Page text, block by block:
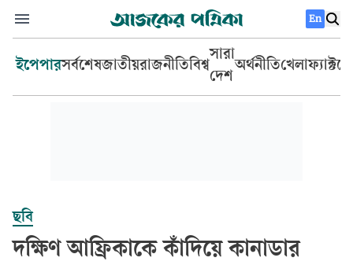
En
ইপেপারসর্বশেষজাতীয়রাজনীতিবিশ্ব
সারা
দেশ
অর্থনীতিখেলা
ছবি
দক্ষিণ আফ্রিকাকে কাঁদিয়ে কানাডার